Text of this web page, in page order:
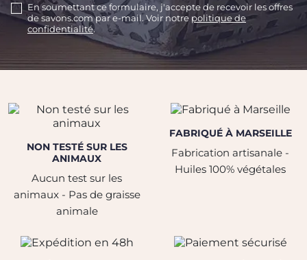
En soumettant ce formulaire, j'accepte de recevoir les offres
de savons.com par e-mail. Voir notre politique de
confidentialité.
NON TESTÉ SUR LES
ANIMAUX
Aucun test sur les
animaux - Pas de graisse
animale
FABRIQUÉ À MARSEILLE
Fabrication artisanale -
Huiles 100% végétales